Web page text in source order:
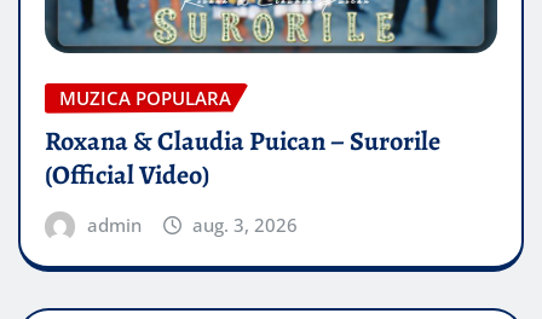
MUZICA POPULARA
Roxana & Claudia Puican – Surorile
(Official Video)
admin aug. 3, 2026